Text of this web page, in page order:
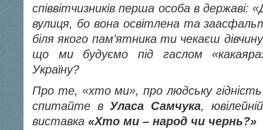
співвітчизників перша особа в державі:
вулиця, бо вона освітлена та
біля якого пам’ятника ти чекаєш
що ми будуємо під гаслом
Україну?
Про те, «хто ми», про людську гідність
спитайте в Уласа Самчука,
виставка «Хто ми – народ чи чернь?»